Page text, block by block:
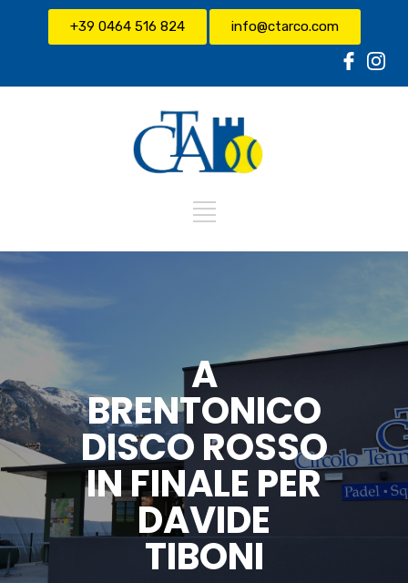
+39 0464 516 824 info@ctarco.com
A
BRENTONICO
DISCO ROSSO
IN FINALE PER
DAVIDE
TIBONI